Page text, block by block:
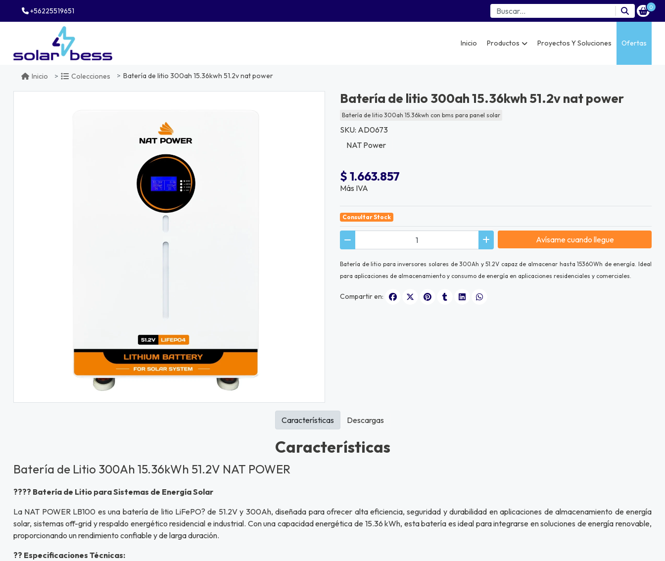
+56225519651 0
Inicio Productos Proyectos Y Soluciones Ofertas
Inicio Colecciones Batería de litio 300ah 15.36kwh 51.2v nat power
Batería de litio 300ah 15.36kwh 51.2v nat power
Batería de litio 300ah 15.36kwh con bms para panel solar
SKU: AD0673
NAT Power
$ 1.663.857
Más IVA
Consultar Stock
Avísame cuando llegue
Batería de litio para inversores solares de 300Ah y 51.2V capaz de almacenar hasta 15360Wh de energía. Ideal
para aplicaciones de almacenamiento y consumo de energía en aplicaciones residenciales y comerciales.
Compartir en:
Características
Batería de Litio 300Ah 15.36kWh 51.2V NAT POWER
???? Batería de Litio para Sistemas de Energía Solar
La NAT POWER LB100 es una batería de litio LiFePO? de 51.2V y 300Ah, diseñada para ofrecer alta eficiencia, seguridad y durabilidad en aplicaciones de almacenamiento de energía
solar, sistemas off-grid y respaldo energético residencial e industrial. Con una capacidad energética de 15.36 kWh, esta batería es ideal para integrarse en soluciones de energía renovable,
proporcionando un rendimiento confiable y de larga duración.
?? Especificaciones Técnicas:
Características Descargas